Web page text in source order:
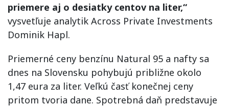
priemere aj o desiatky centov na liter,“
vysvetľuje analytik Across Private Investments
Dominik Hapl.
Priemerné ceny benzínu Natural 95 a nafty sa
dnes na Slovensku pohybujú približne okolo
1,47 eura za liter. Veľkú časť konečnej ceny
pritom tvoria dane. Spotrebná daň predstavuje